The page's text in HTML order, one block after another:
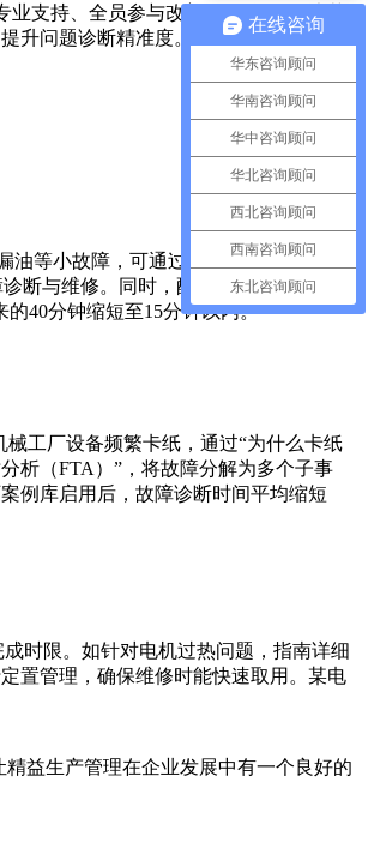
支持、全员参与改善”，将问题解决节
升问题诊断精准度。三者结合，实现
等小故障，可通过《自主维护快速处
断与维修。同时，配备“问题响应看
40分钟缩短至15分钟以内。
工厂设备频繁卡纸，通过“为什么卡纸
析（FTA）”，将故障分解为多个子事
例库启用后，故障诊断时间平均缩短
时限。如针对电机过热问题，指南详细
置管理，确保维修时能快速取用。某电
益生产管理在企业发展中有一个良好的
在线咨询
华东咨询顾问
华南咨询顾问
华中咨询顾问
华北咨询顾问
西北咨询顾问
西南咨询顾问
东北咨询顾问